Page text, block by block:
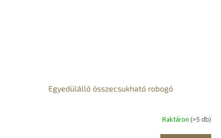
Egyedülálló összecsukható robogó
Raktáron (>5 db)